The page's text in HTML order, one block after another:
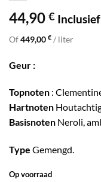
44,90 €
Of449,00 € / liter
Geur :
Topnoten :
Hartnoten
Basisnoten Neroli,
Type Gemengd.
Op voorraad